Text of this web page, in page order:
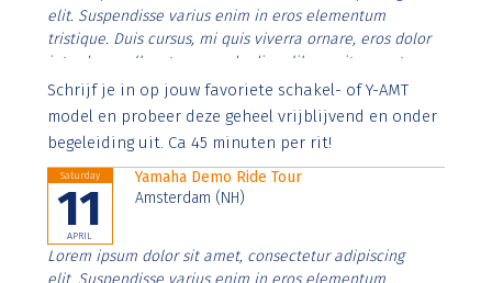
elit. Suspendisse varius enim in eros elementum
tristique. Duis cursus, mi quis viverra ornare, eros dolor
interdum nulla, ut commodo diam libero vitae erat.
Aenean faucibus nibh et justo cursus id rutrum lorem
imperdiet. Nunc ut sem vitae risus tristique posuere.
Schrijf je in op jouw favoriete schakel- of Y-AMT
model en probeer deze geheel vrijblijvend en onder
begeleiding uit. Ca 45 minuten per rit!
Saturday
11
APRIL
Yamaha Demo Ride Tour
Amsterdam (NH)
Lorem ipsum dolor sit amet, consectetur adipiscing
elit. Suspendisse varius enim in eros elementum